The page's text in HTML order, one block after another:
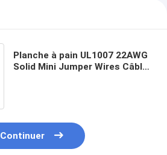
Planche à pain UL1007 22AWG
Solid Mini Jumper Wires Câble
Continuer